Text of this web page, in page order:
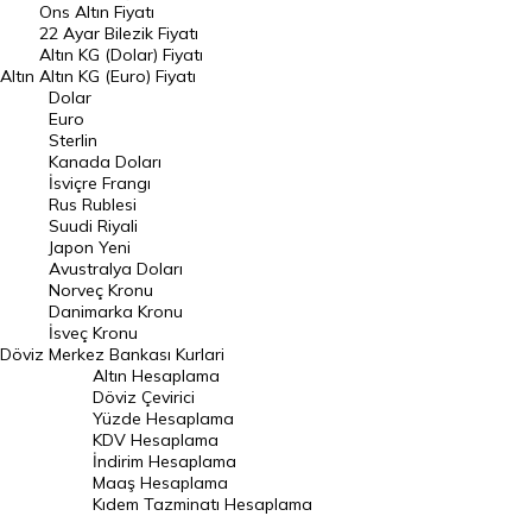
Döviz Kuru
Dolar Kuru
Euro Kuru
Pound Kuru
Frank Kuru
Riyal Kuru
Avustralya Doları
Danimarka Kronu Kuru
Kanada Doları Kuru
Norveç Kronu Kuru
İsveç Kronu Kuru
Japon Yeni Kuru
Serbest Piyasa Döviz Kurları
Merkez Bankası Döviz Kurları
Altın
Ons Altın Fiyatı
22 Ayar Bilezik Fiyatı
Altın KG (Dolar) Fiyatı
Altın KG (Euro) Fiyatı
Döviz
Dolar
Euro
Sterlin
Kanada Doları
İsviçre Frangı
Rus Rublesi
Suudi Riyali
Japon Yeni
Avustralya Doları
Norveç Kronu
Danimarka Kronu
İsveç Kronu
Merkez Bankası Kurlari
Altın Hesaplama
Döviz Çevirici
Yüzde Hesaplama
KDV Hesaplama
İndirim Hesaplama
Maaş Hesaplama
Kıdem Tazminatı Hesaplama